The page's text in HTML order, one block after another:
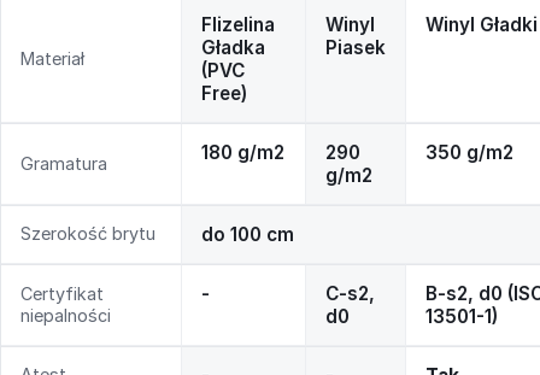
Materiał
Flizelina
Gładka
(PVC
Free)
Winyl
Piasek
Winyl Gładki
Gramatura 180 g/m2
290
g/m2
350 g/m2
Szerokość brytu do 100 cm
Certyfikat
niepalności
-
C-s2,
d0
B-s2, d0
13501-1)